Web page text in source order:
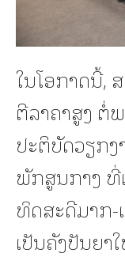
ໃນໂອກາດນີ້,
ຕີລາຄາສູງ ຕໍ່
ປະຕິບັດວຽກງ
ພັກສູນກາງ ທີ່
ທິດສະດີມາກ-
ເປັນຄັງປັນຍ